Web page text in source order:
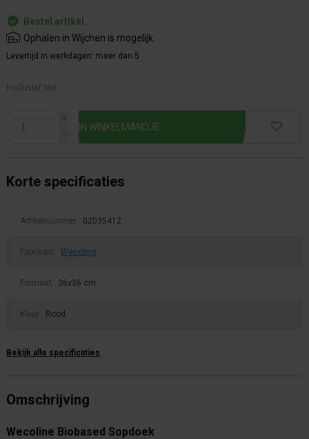
Bestel artikel.
Ophalen in Wijchen is mogelijk.
Levertijd in werkdagen: meer dan 5
Exclusief btw.
i
h
Korte specificaties
Artikelnummer: 02035412
Fabrikant: Wecoline
Formaat: 36x36 cm
Kleur: Rood
Bekijk alle specificaties
Omschrijving
Wecoline Biobased Sopdoek